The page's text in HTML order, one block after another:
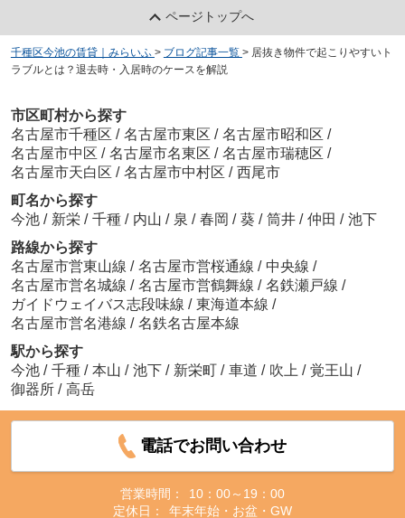
ページトップへ
千種区今池の賃貸｜みらいふ > ブログ記事一覧 > 居抜き物件で起こりやすいト
ラブルとは？退去時・入居時のケースを解説
市区町村から探す
名古屋市千種区 / 名古屋市東区 / 名古屋市昭和区 /
名古屋市中区 / 名古屋市名東区 / 名古屋市瑞穂区 /
名古屋市天白区 / 名古屋市中村区 / 西尾市
町名から探す
今池 / 新栄 / 千種 / 内山 / 泉 / 春岡 / 葵 / 筒井 / 仲田 / 池下
路線から探す
名古屋市営東山線 / 名古屋市営桜通線 / 中央線 /
名古屋市営名城線 / 名古屋市営鶴舞線 / 名鉄瀬戸線 /
ガイドウェイバス志段味線 / 東海道本線 /
名古屋市営名港線 / 名鉄名古屋本線
駅から探す
今池 / 千種 / 本山 / 池下 / 新栄町 / 車道 / 吹上 / 覚王山 /
御器所 / 高岳
電話でお問い合わせ
営業時間：
10：00～19：00
定休日：
年末年始・お盆・GW